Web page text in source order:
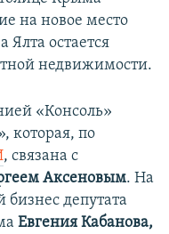
на новое место
Ялта остается
недвижимости.
«Консоль»
которая, по
, связана с
Аксеновым. На
депутата
Евгения Кабанова,